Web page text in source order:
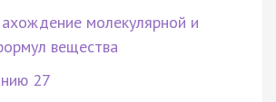
молекулярной и
вещества
27